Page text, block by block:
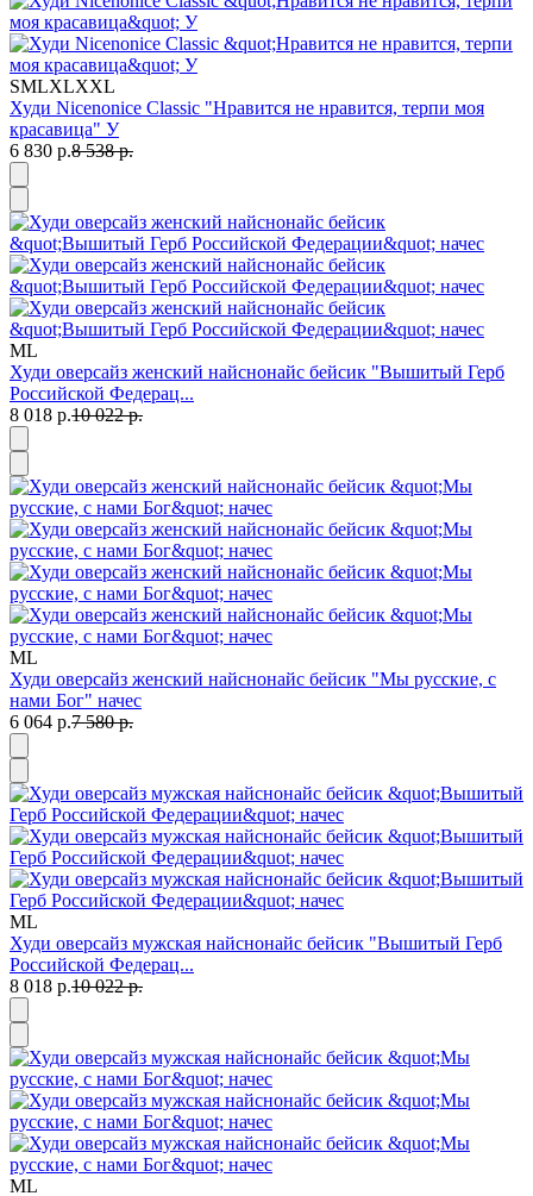
SMLXLXXL
Худи Nicenonice Classic "Нравится не нравится, терпи моя
красавица" У
6 830 р.8 538 р.
ML
Худи оверсайз женский найснонайс бейсик "Вышитый Герб
Российской Федерац...
8 018 р.10 022 р.
ML
Худи оверсайз женский найснонайс бейсик "Мы русские, с
нами Бог" начес
6 064 р.7 580 р.
ML
Худи оверсайз мужская найснонайс бейсик "Вышитый Герб
Российской Федерац...
8 018 р.10 022 р.
ML